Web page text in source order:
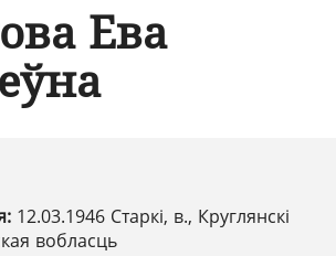
Ева
12.03.1946 Старкі, в., Круглянскі
вобласць